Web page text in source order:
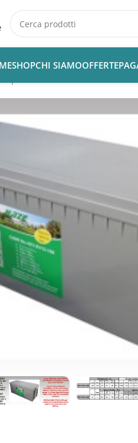
SHOPCHI SIAMOOFFERTE